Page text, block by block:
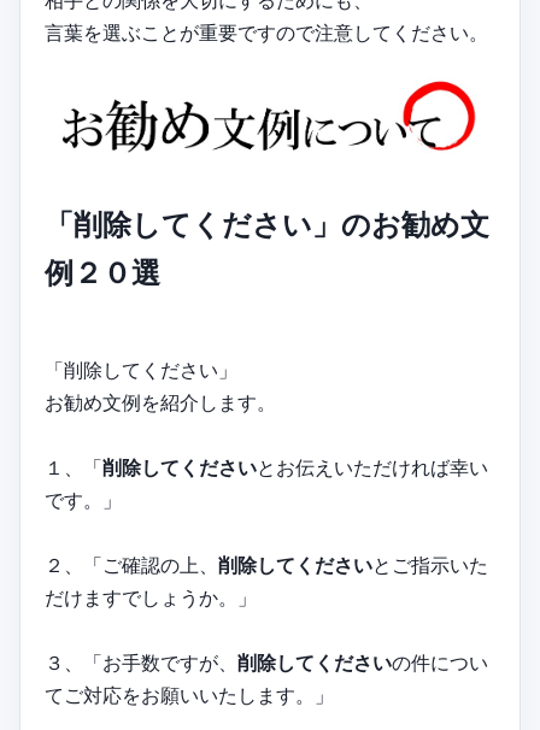
言葉を選ぶことが重要ですので注意してください。
「削除してください」のお勧め文
例２０選
「削除してください」
お勧め文例を紹介します。
１、「削除してくださいとお伝えいただければ幸い
です。」
２、「ご確認の上、 削除してくださいとご指示いた
だけますでしょうか。」
３、「お手数ですが、 削除してくださいの件につい
てご対応をお願いいたします。」